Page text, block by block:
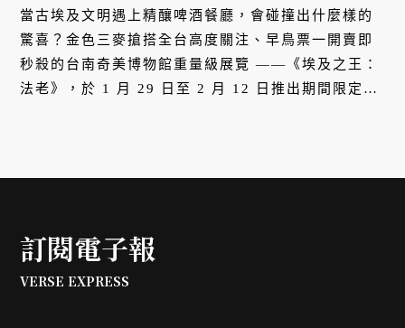
當古埃及文明遇上精釀啤酒餐廳，會碰撞出什麼樣的
驚喜？金色三麥搶搭全台高度關注、早鳥票一開賣即
秒殺的台南奇美博物館重量級展覽 ——《埃及之王：
法老》，於 1 月 29 日至 2 月 12 日推出期間限定的
訂閱電子報
VERSE EXPRESS